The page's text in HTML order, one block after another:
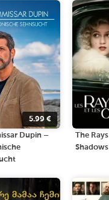
5.99€
Dupin –
The
Shadows